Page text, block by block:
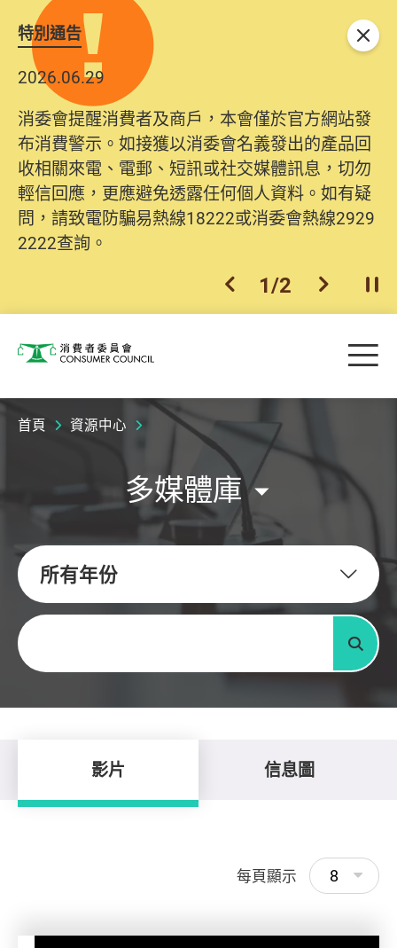
特別通告
2026.06.29
消委會提醒消費者及商戶，本會僅於官方網站發
布消費警示。如接獲以消委會名義發出的產品回
收相關來電、電郵、短訊或社交媒體訊息，切勿
輕信回應，更應避免透露任何個人資料。如有疑
問，請致電防騙易熱線18222或消委會熱線2929
2222查詢。
2025.10.31
為提升使用者體驗及網絡安全，本會的投訴處理
系統已經進行升級及推出新功能。由2025年11月
10日起，消費者需要提供基本聯絡資料（包括姓
名、電郵及電話）註冊帳戶，才可提交投訴、查
詢及建議。所有提交紀錄將清晰整合於帳戶中，
方便日後作出跟進。
上一個
2/2 下一個開
關閉
消費者委員會 目
首頁 資源中心
多媒體庫
所有年份
關鍵字
搜尋
影片 信息圖
每頁顯示 8